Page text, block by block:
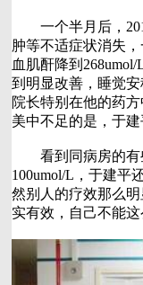
一个半月后，
肿等不适症状消失，
血肌酐降到
到明显改善，睡觉
院长特别在他的药
美中不足的是，于
看到同病房的有
100umol/L，于建平
然别人的疗效那么
实有效，自己不能